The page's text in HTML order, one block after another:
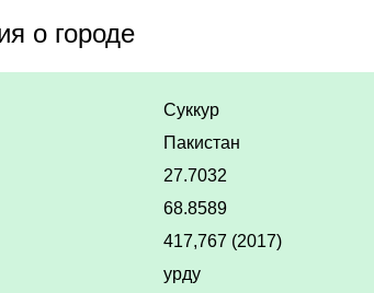
о городе
Суккур
Пакистан
27.7032
68.8589
417,767 (2017)
урду